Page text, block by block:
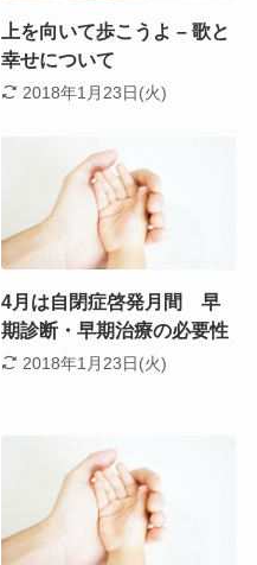
上を向いて歩こうよ – 歌と
幸せについて
2018年1月23日(火)
4月は自閉症啓発月間 早
期診断・早期治療の必要性
2018年1月23日(火)